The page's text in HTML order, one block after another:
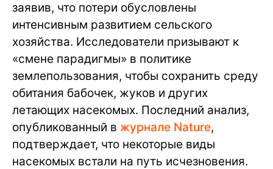
заявив, что потери обусловлены
интенсивным развитием сельского
хозяйства. Исследователи призывают к
«смене парадигмы» в политике
землепользования, чтобы сохранить среду
обитания бабочек, жуков и других
летающих насекомых. Последний анализ,
опубликованный в журнале Nature,
подтверждает, что некоторые виды
насекомых встали на путь исчезновения.